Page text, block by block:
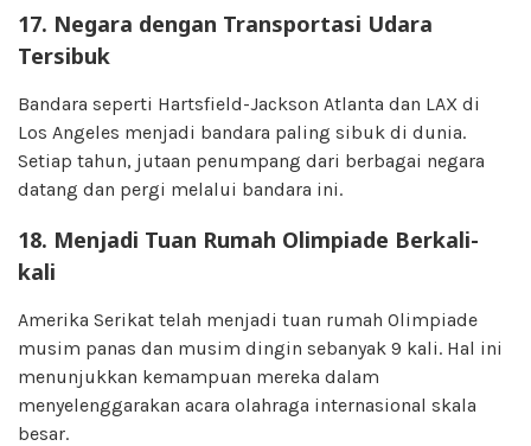
17. Negara dengan Transportasi Udara
Tersibuk
Bandara seperti Hartsfield-Jackson Atlanta dan LAX di
Los Angeles menjadi bandara paling sibuk di dunia.
Setiap tahun, jutaan penumpang dari berbagai negara
datang dan pergi melalui bandara ini.
18. Menjadi Tuan Rumah Olimpiade Berkali-
kali
Amerika Serikat telah menjadi tuan rumah Olimpiade
musim panas dan musim dingin sebanyak 9 kali. Hal ini
menunjukkan kemampuan mereka dalam
menyelenggarakan acara olahraga internasional skala
besar.